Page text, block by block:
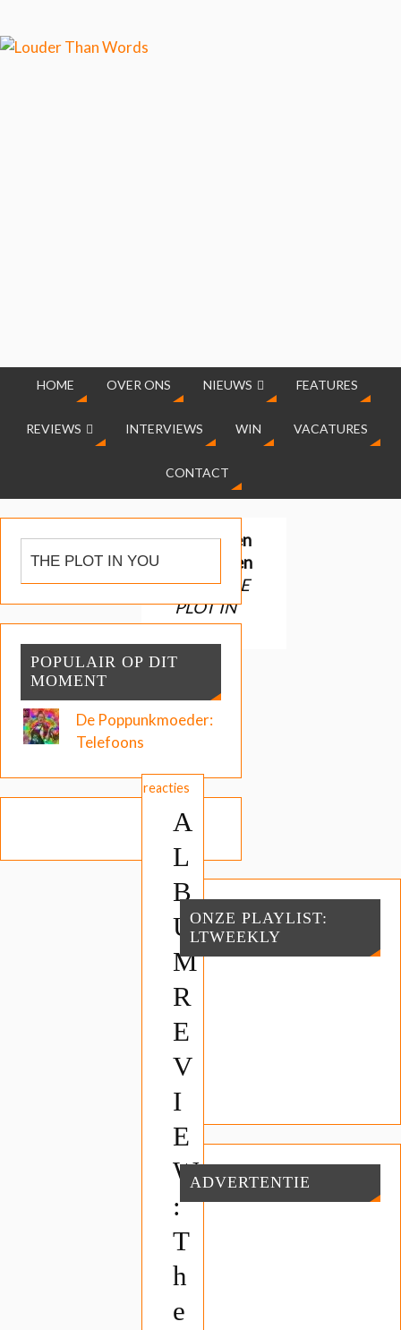
HOME OVER ONS NIEUWS FEATURES
REVIEWS INTERVIEWS WIN VACATURES
CONTACT
Gevonden
resultaten
voor:THE
PLOT IN
YOU
Geen reacties
A
L
B
U
M
R
E
V
I
E
W
:
T
h
e
POPULAIR OP DIT
MOMENT
De Poppunkmoeder:
Telefoons
ONZE PLAYLIST:
LTWEEKLY
ADVERTENTIE